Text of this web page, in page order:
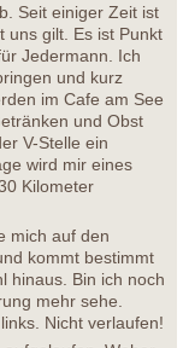
Seit einiger Zeit ist
uns gilt. Es ist Punkt
Jedermann. Ich
und kurz
im Cafe am See
und Obst
V-Stelle ein
wird mir eines
Kilometer
mich auf den
kommt bestimmt
hinaus. Bin ich noch
mehr sehe.
Nicht verlaufen!